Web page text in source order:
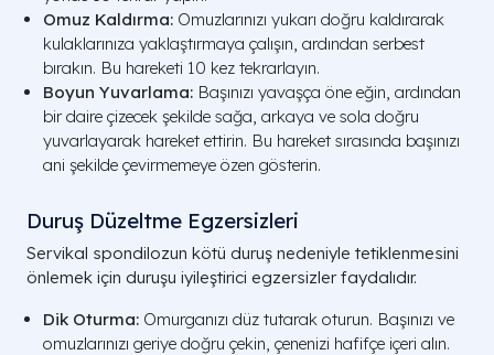
Omuz Kaldırma: Omuzlarınızı yukarı doğru kaldırarak
kulaklarınıza yaklaştırmaya çalışın, ardından serbest
bırakın. Bu hareketi 10 kez tekrarlayın.
Boyun Yuvarlama: Başınızı yavaşça öne eğin, ardından
bir daire çizecek şekilde sağa, arkaya ve sola doğru
yuvarlayarak hareket ettirin. Bu hareket sırasında başınızı
ani şekilde çevirmemeye özen gösterin.
Duruş Düzeltme Egzersizleri
Servikal spondilozun kötü duruş nedeniyle tetiklenmesini
önlemek için duruşu iyileştirici egzersizler faydalıdır.
Dik Oturma: Omurganızı düz tutarak oturun. Başınızı ve
omuzlarınızı geriye doğru çekin, çenenizi hafifçe içeri alın.